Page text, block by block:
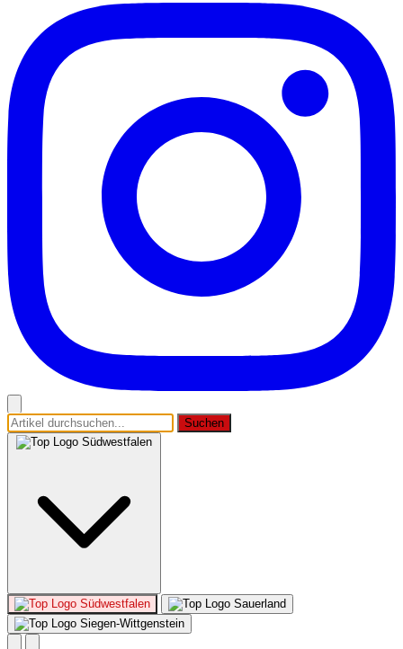
Suchen
Südwestfalen
Südwestfalen
Sauerland
Siegen-Wittgenstein